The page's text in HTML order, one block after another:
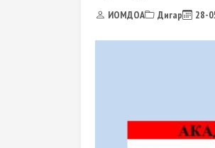
ИОМДОА Дигар 28-